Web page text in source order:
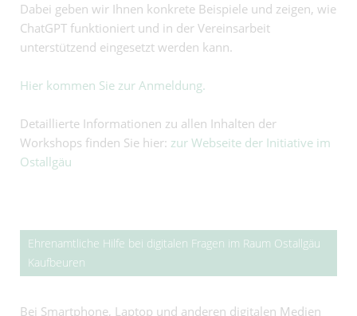
Dabei geben wir Ihnen konkrete Beispiele und zeigen, wie
ChatGPT funktioniert und in der Vereinsarbeit
unterstützend eingesetzt werden kann.
Hier kommen Sie zur Anmeldung.
Detaillierte Informationen zu allen Inhalten der
Workshops finden Sie hier: zur Webseite der Initiative im
Ostallgäu
Ehrenamtliche Hilfe bei digitalen Fragen im Raum Ostallgäu
Kaufbeuren
Bei Smartphone, Laptop und anderen digitalen Medien